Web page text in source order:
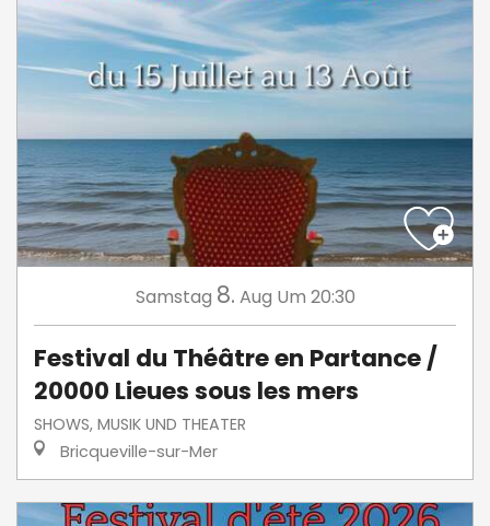
Samstag 8. Aug Um 20:30
Festival du Théâtre en Partance /
20000 Lieues sous les mers
SHOWS, MUSIK UND THEATER
Bricqueville-sur-Mer